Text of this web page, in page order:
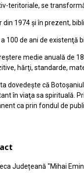
teritoriale, se
1974 şi în prezent,
100 de ani de existenţă
medie anuală de
hărţi, standarde,
dovedeşte că
în viaţa sa spirituală.
ca prin fondul de
Județeană "Mihai